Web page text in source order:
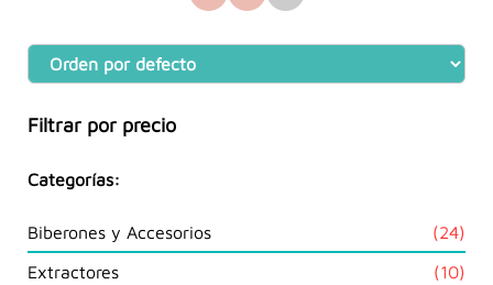
Filtrar por precio
Categorías:
Biberones y Accesorios 2424
Extractores 1010